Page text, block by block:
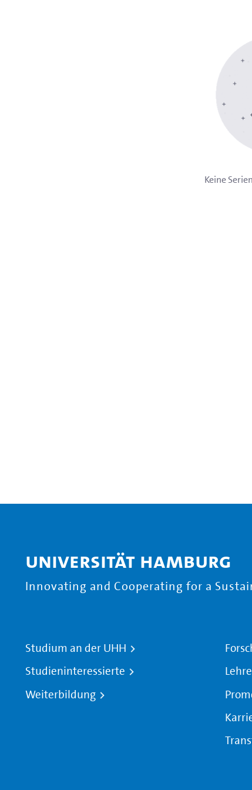
Keine
Universität Hamburg
Innovating and Cooperating for a
Studium an der UHH
Studieninteressierte
Weiterbildung